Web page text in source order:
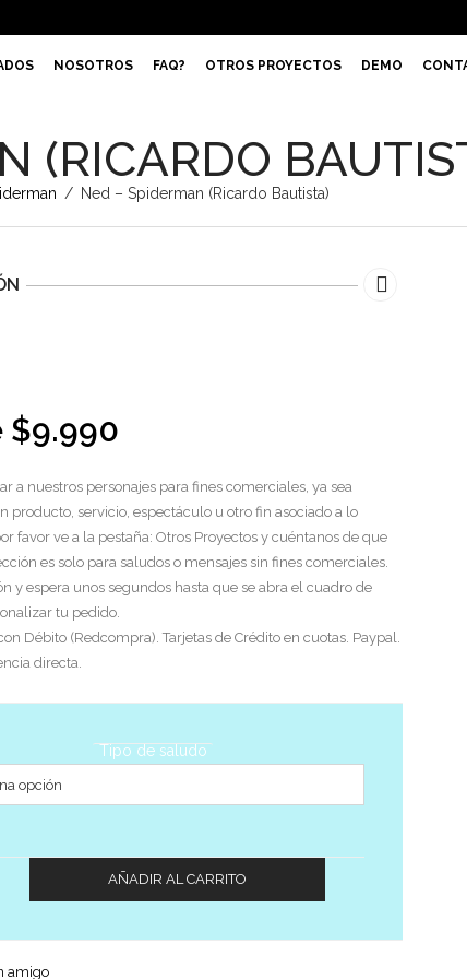
NOSOTROS FAQ? OTROS PROYECTOS DEMO
(RICARDO
/ Ned – Spiderman (Ricardo Bautista)
$9.990
a nuestros personajes para fines comerciales, ya sea
producto, servicio, espectáculo u otro fin asociado a lo
favor ve a la pestaña: Otros Proyectos y cuéntanos de que
es solo para saludos o mensajes sin fines comerciales.
y espera unos segundos hasta que se abra el cuadro de
tu pedido.
Débito (Redcompra). Tarjetas de Crédito en cuotas. Paypal.
directa.
Tipo de saludo
AÑADIR AL CARRITO
amigo